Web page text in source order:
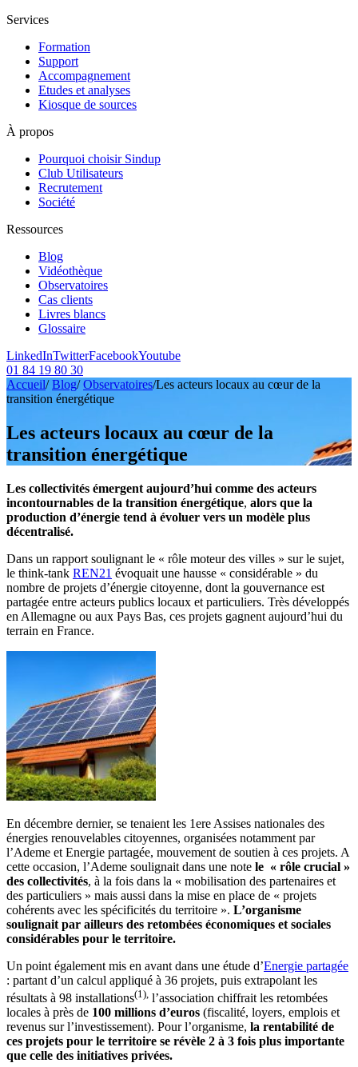
Services
Formation
Support
Accompagnement
Etudes et analyses
Kiosque de sources
À propos
Pourquoi choisir Sindup
Club Utilisateurs
Recrutement
Société
Ressources
Blog
Vidéothèque
Observatoires
Cas clients
Livres blancs
Glossaire
LinkedInTwitterFacebookYoutube
01 84 19 80 30
Accueil/ Blog/ Observatoires/Les acteurs locaux au cœur de la
transition énergétique
Les acteurs locaux au cœur de la
transition énergétique
Les collectivités émergent aujourd’hui comme des acteurs
incontournables de la transition énergétique, alors que la
production d’énergie tend à évoluer vers un modèle plus
décentralisé.
Dans un rapport soulignant le « rôle moteur des villes » sur le sujet,
le think-tank REN21 évoquait une hausse « considérable » du
nombre de projets d’énergie citoyenne, dont la gouvernance est
partagée entre acteurs publics locaux et particuliers. Très développés
en Allemagne ou aux Pays Bas, ces projets gagnent aujourd’hui du
terrain en France.
En décembre dernier, se tenaient les 1ere Assises nationales des
énergies renouvelables citoyennes, organisées notamment par
l’Ademe et Energie partagée, mouvement de soutien à ces projets. A
cette occasion, l’Ademe soulignait dans une note le « rôle crucial »
des collectivités, à la fois dans la « mobilisation des partenaires et
des particuliers » mais aussi dans la mise en place de « projets
cohérents avec les spécificités du territoire ». L’organisme
soulignait par ailleurs des retombées économiques et sociales
considérables pour le territoire.
Un point également mis en avant dans une étude d’Energie partagée
: partant d’un calcul appliqué à 36 projets, puis extrapolant les
résultats à 98 installations(1), l’association chiffrait les retombées
locales à près de 100 millions d’euros (fiscalité, loyers, emplois et
revenus sur l’investissement). Pour l’organisme, la rentabilité de
ces projets pour le territoire se révèle 2 à 3 fois plus importante
que celle des initiatives privées.